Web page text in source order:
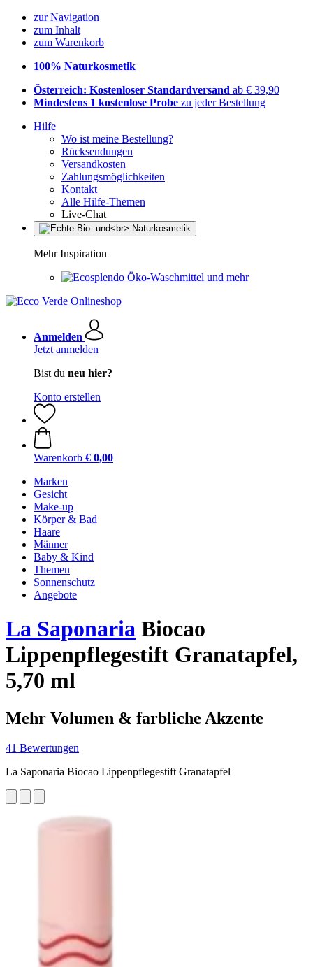
zur Navigation
zum Inhalt
zum Warenkorb
100% Naturkosmetik
Österreich: Kostenloser Standardversand ab € 39,90
Mindestens 1 kostenlose Probe zu jeder Bestellung
Hilfe
Wo ist meine Bestellung?
Rücksendungen
Versandkosten
Zahlungsmöglichkeiten
Kontakt
Alle Hilfe-Themen
Live-Chat
Mehr Inspiration
Öko-Waschmittel und mehr
Anmelden
Jetzt anmelden
Bist du neu hier?
Konto erstellen
Warenkorb € 0,00
Marken
Gesicht
Make-up
Körper & Bad
Haare
Männer
Baby & Kind
Themen
Sonnenschutz
Angebote
La Saponaria Biocao
Lippenpflegestift Granatapfel,
5,70 ml
Mehr Volumen & farbliche Akzente
41 Bewertungen
La Saponaria Biocao Lippenpflegestift Granatapfel